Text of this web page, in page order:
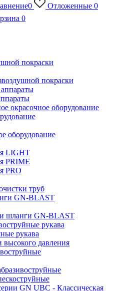
0 Отложенные 0
0
покраски
покраски
окрасочное оборудование
оборудование
LIGHT
PRIME
PRO
труб
GN-BLAST
шланги GN-BLAST
рукава
рукава
давления
GN UBC - Классическая